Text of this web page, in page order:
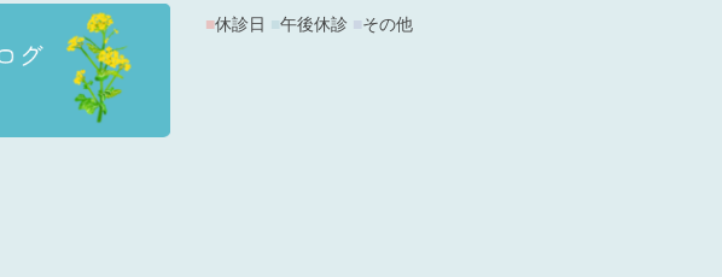
■休診日 ■午後休診 その他